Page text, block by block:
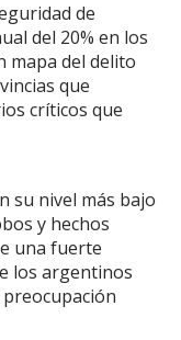
de
del 20% en los
mapa del delito
que
críticos que
su nivel más bajo
y hechos
una fuerte
los argentinos